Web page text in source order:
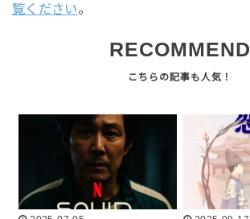
覧ください。
RECOMMEND